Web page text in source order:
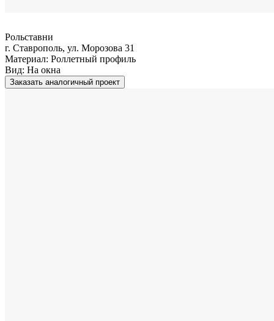
Рольставни
г. Ставрополь, ул. Морозова 31
Материал: Роллетный профиль
Вид: На окна
Заказать аналогичный проект